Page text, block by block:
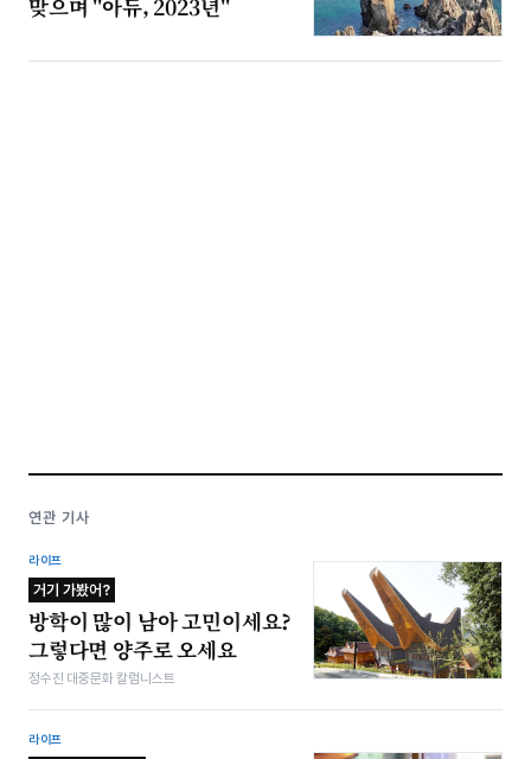
맞으며 "아듀, 2023년"
연관 기사
라이프
거기 가봤어?
방학이 많이 남아 고민이세요?
그렇다면 양주로 오세요
정수진 대중문화 칼럼니스트
라이프